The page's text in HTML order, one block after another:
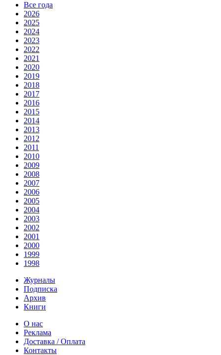
Все года
2026
2025
2024
2023
2022
2021
2020
2019
2018
2017
2016
2015
2014
2013
2012
2011
2010
2009
2008
2007
2006
2005
2004
2003
2002
2001
2000
1999
1998
Журналы
Подписка
Архив
Книги
О нас
Реклама
Доставка / Оплата
Контакты